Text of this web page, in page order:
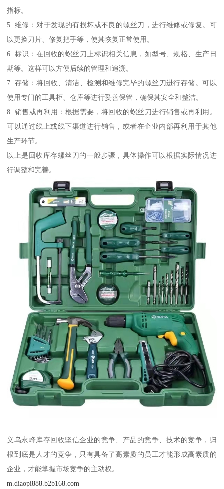
指标。
5. 维修：对于发现的有损坏或不良的螺丝刀，进行维修或修复。可
以更换刀片、修复把手等，使其恢复正常使用。
6. 标识：在回收的螺丝刀上标识相关信息，如型号、规格、生产日
期等。这样可以方便后续的管理和追溯。
7. 存储：将回收、清洁、检测和维修完毕的螺丝刀进行存储。可以
使用专门的工具柜、仓库等进行妥善保管，确保其安全和整洁。
8. 销售或再利用：根据需要，将回收的螺丝刀进行销售或再利用。
可以通过线上或线下渠道进行销售，或者在企业内部再利用于其他
生产环节。
以上是回收库存螺丝刀的一般步骤，具体操作可以根据实际情况进
行调整和完善。
义乌永峰库存回收坚信企业的竞争、产品的竞争、技术的竞争，归
根到底是人才的竞争，只有具备了高素质的员工才能形成高素质的
企业，才能掌握市场竞争的主动权。
m.diaopi888.b2b168.com